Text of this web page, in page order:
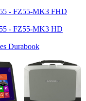
- FZ55-MK3 FHD
- FZ55-MK3 HD
Durabook